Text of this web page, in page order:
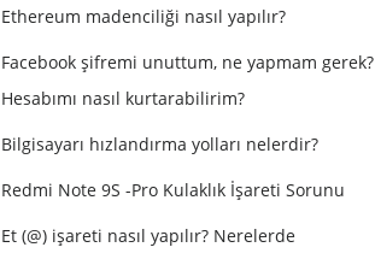
Ethereum madenciliği nasıl yapılır?
Facebook şifremi unuttum, ne yapmam gerek?
Hesabımı nasıl kurtarabilirim?
Bilgisayarı hızlandırma yolları nelerdir?
Redmi Note 9S -Pro Kulaklık İşareti Sorunu
Et (@) işareti nasıl yapılır? Nerelerde